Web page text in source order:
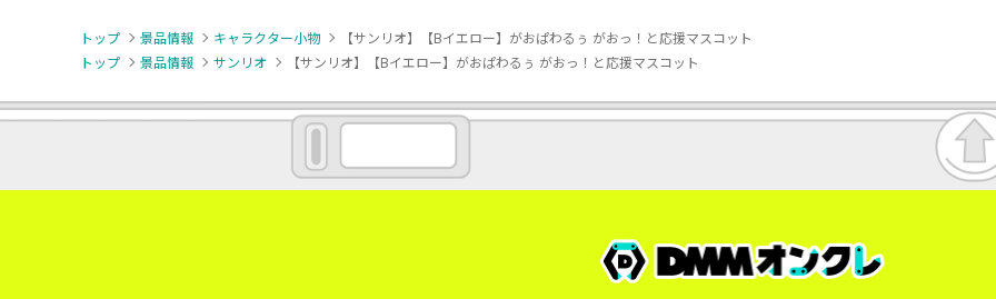
トップ 景品情報 キャラクター小物
【サンリオ】【Bイエロー】がおぱわるぅ がおっ！と応援マスコット
トップ
景品情報 サンリオ 【サンリオ】【Bイエロー】がおぱわるぅ がおっ！と応援マスコット